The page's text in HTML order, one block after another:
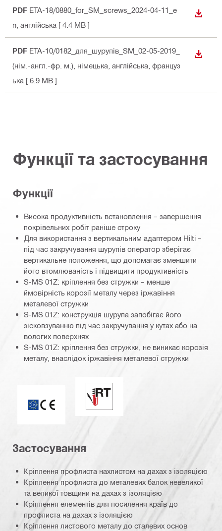
PDF ETA-18/0880_for_SM_screws_2024-04-11_e
n , англійська [ 4.4 MB ]
PDF ETA-10/0182_для_шурупів_SM_02-05-2019_
(нім.-англ.-фр. м.) , німецька, англійська, француз
ька [ 6.9 MB ]
Функції та застосування
Функції
Висока продуктивність встановлення – завершення
покрівельних робіт раніше строку
Для використання з вертикальним адаптером Hilti –
під час закручування шурупів оператор зберігає
вертикальне положення, що допомагає зменшити
його втомлюваність і підвищити продуктивність
S-MS 01Z: кріплення без стружки – менше
ймовірність корозії металу через іржавіння
металевої стружки
S-MS 01Z: конструкція шурупа запобігає його
зісковзуванню під час закручування у кутах або на
вологих поверхнях
S-MS 01Z: кріплення без стружки, не виникає корозія
металу, внаслідок іржавіння металевої стружки
ETA_CE_Logo_2to1 (3608215)
Надійна герметизація/швидке
Застосування
Кріплення профлиста нахлистом на дахах з ізоляцією
Кріплення профлиста до металевих балок невеликої
та великої товщини на дахах з ізоляцією
Кріплення елементів для посилення країв до
профлиста на дахах з ізоляцією
Кріплення листового металу до сталевих основ